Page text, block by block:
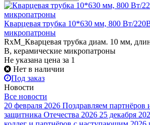
Кварцевая трубка 10*630 мм, 800 Вт/
микропатроны
RxM_Кварцевая трубка диам. 10 мм,
В, керамические микропатроны
Не указана цена за 1
Нет в наличии
Под заказ
Новости
Все новости
20 февраля 2026 Поздравляем партнёров
защитника Отечества 2026 25 декабря